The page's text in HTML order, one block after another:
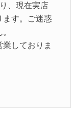
、現在実店
ます。ご迷惑
しておりま